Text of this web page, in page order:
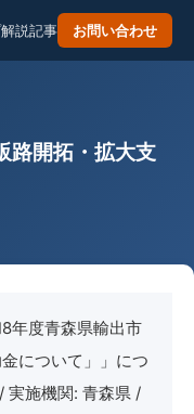
解説記事 お問い合わせ
路開拓・拡大支
年度青森県輸出市
について」」につ
実施機関: 青森県 /